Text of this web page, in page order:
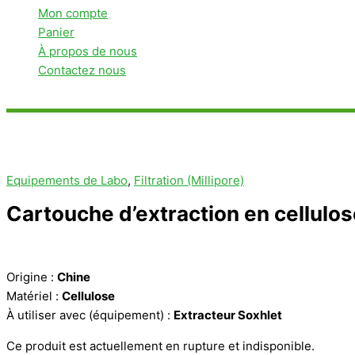
Mon compte
Panier
À propos de nous
Contactez nous
Equipements de Labo, Filtration (Millipore)
Cartouche d’extraction en
Origine : Chine
Matériel : Cellulose
À utiliser avec (équipement) : Extracteur Soxhlet
Ce produit est actuellement en rupture et indisponible.